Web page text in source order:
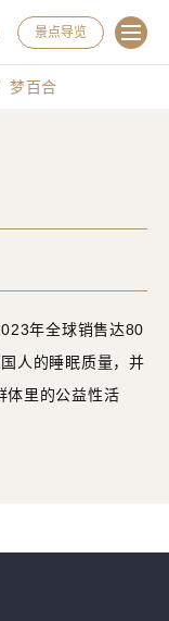
景点导览
梦百合
年全球销售达80
人的睡眠质量，并
体里的公益性活